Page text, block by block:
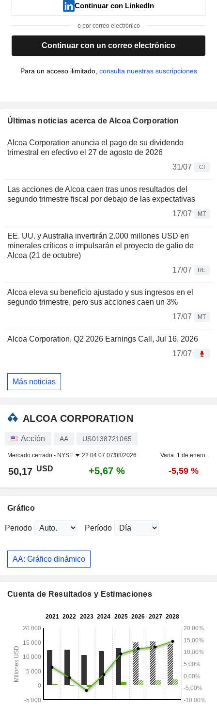
Continuar con LinkedIn
o por correo electrónico
Continuar con un correo electrónico
Para un acceso ilimitado, consulta nuestras suscripciones
Últimas noticias acerca de Alcoa Corporation
Alcoa Corporation anuncia el pago de su dividendo
trimestral en efectivo el 27 de agosto de 2026
31/07
CI
Las acciones de Alcoa caen tras unos resultados del
segundo trimestre fiscal por debajo de las expectativas
17/07
MT
EE. UU. y Australia invertirán 2.000 millones USD en
minerales críticos e impulsarán el proyecto de galio de
Alcoa (21 de octubre)
17/07
RE
Alcoa eleva su beneficio ajustado y sus ingresos en el
segundo trimestre, pero sus acciones caen un 3%
17/07
MT
Alcoa Corporation, Q2 2026 Earnings Call, Jul 16, 2026
17/07
Más noticias
ALCOA CORPORATION
Acción AA US0138721065
Mercado cerrado - NYSE 22:04:07 07/08/2026 Varia. 1 de enero.
50,17 USD +5,67 % -5,59 %
Gráfico
Periodo Período
AA: Gráfico dinámico
Cuenta de Resultados y Estimaciones